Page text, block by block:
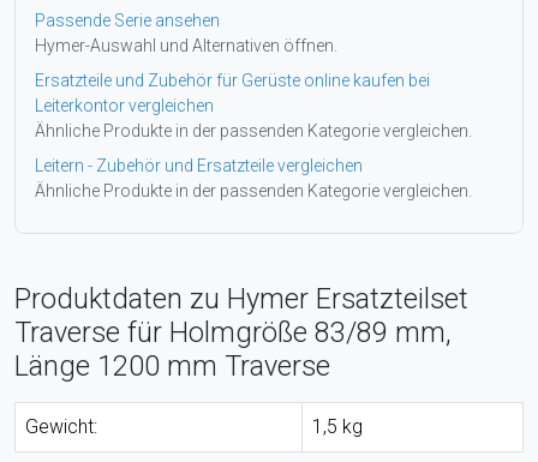
Passende Serie ansehen
Hymer-Auswahl und Alternativen öffnen.
Ersatzteile und Zubehör für Gerüste online kaufen bei
Leiterkontor vergleichen
Ähnliche Produkte in der passenden Kategorie vergleichen.
Leitern - Zubehör und Ersatzteile vergleichen
Ähnliche Produkte in der passenden Kategorie vergleichen.
Produktdaten zu Hymer Ersatzteilset
Traverse für Holmgröße 83/89 mm,
Länge 1200 mm Traverse
Gewicht: 1,5 kg